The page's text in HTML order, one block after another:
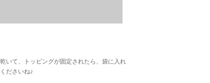
いて、トッピングが固定されたら、袋に入れ
ださいね♪